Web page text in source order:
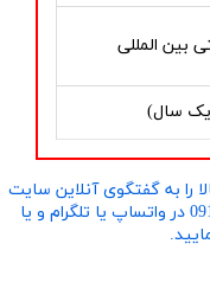
(یک سال)
را به گفتگوی آنلاین سایت
​​​​​​​(سمت چپ پایین صفحه) و یا شماره 09152458635 در واتساپ یا تلگرام و یا